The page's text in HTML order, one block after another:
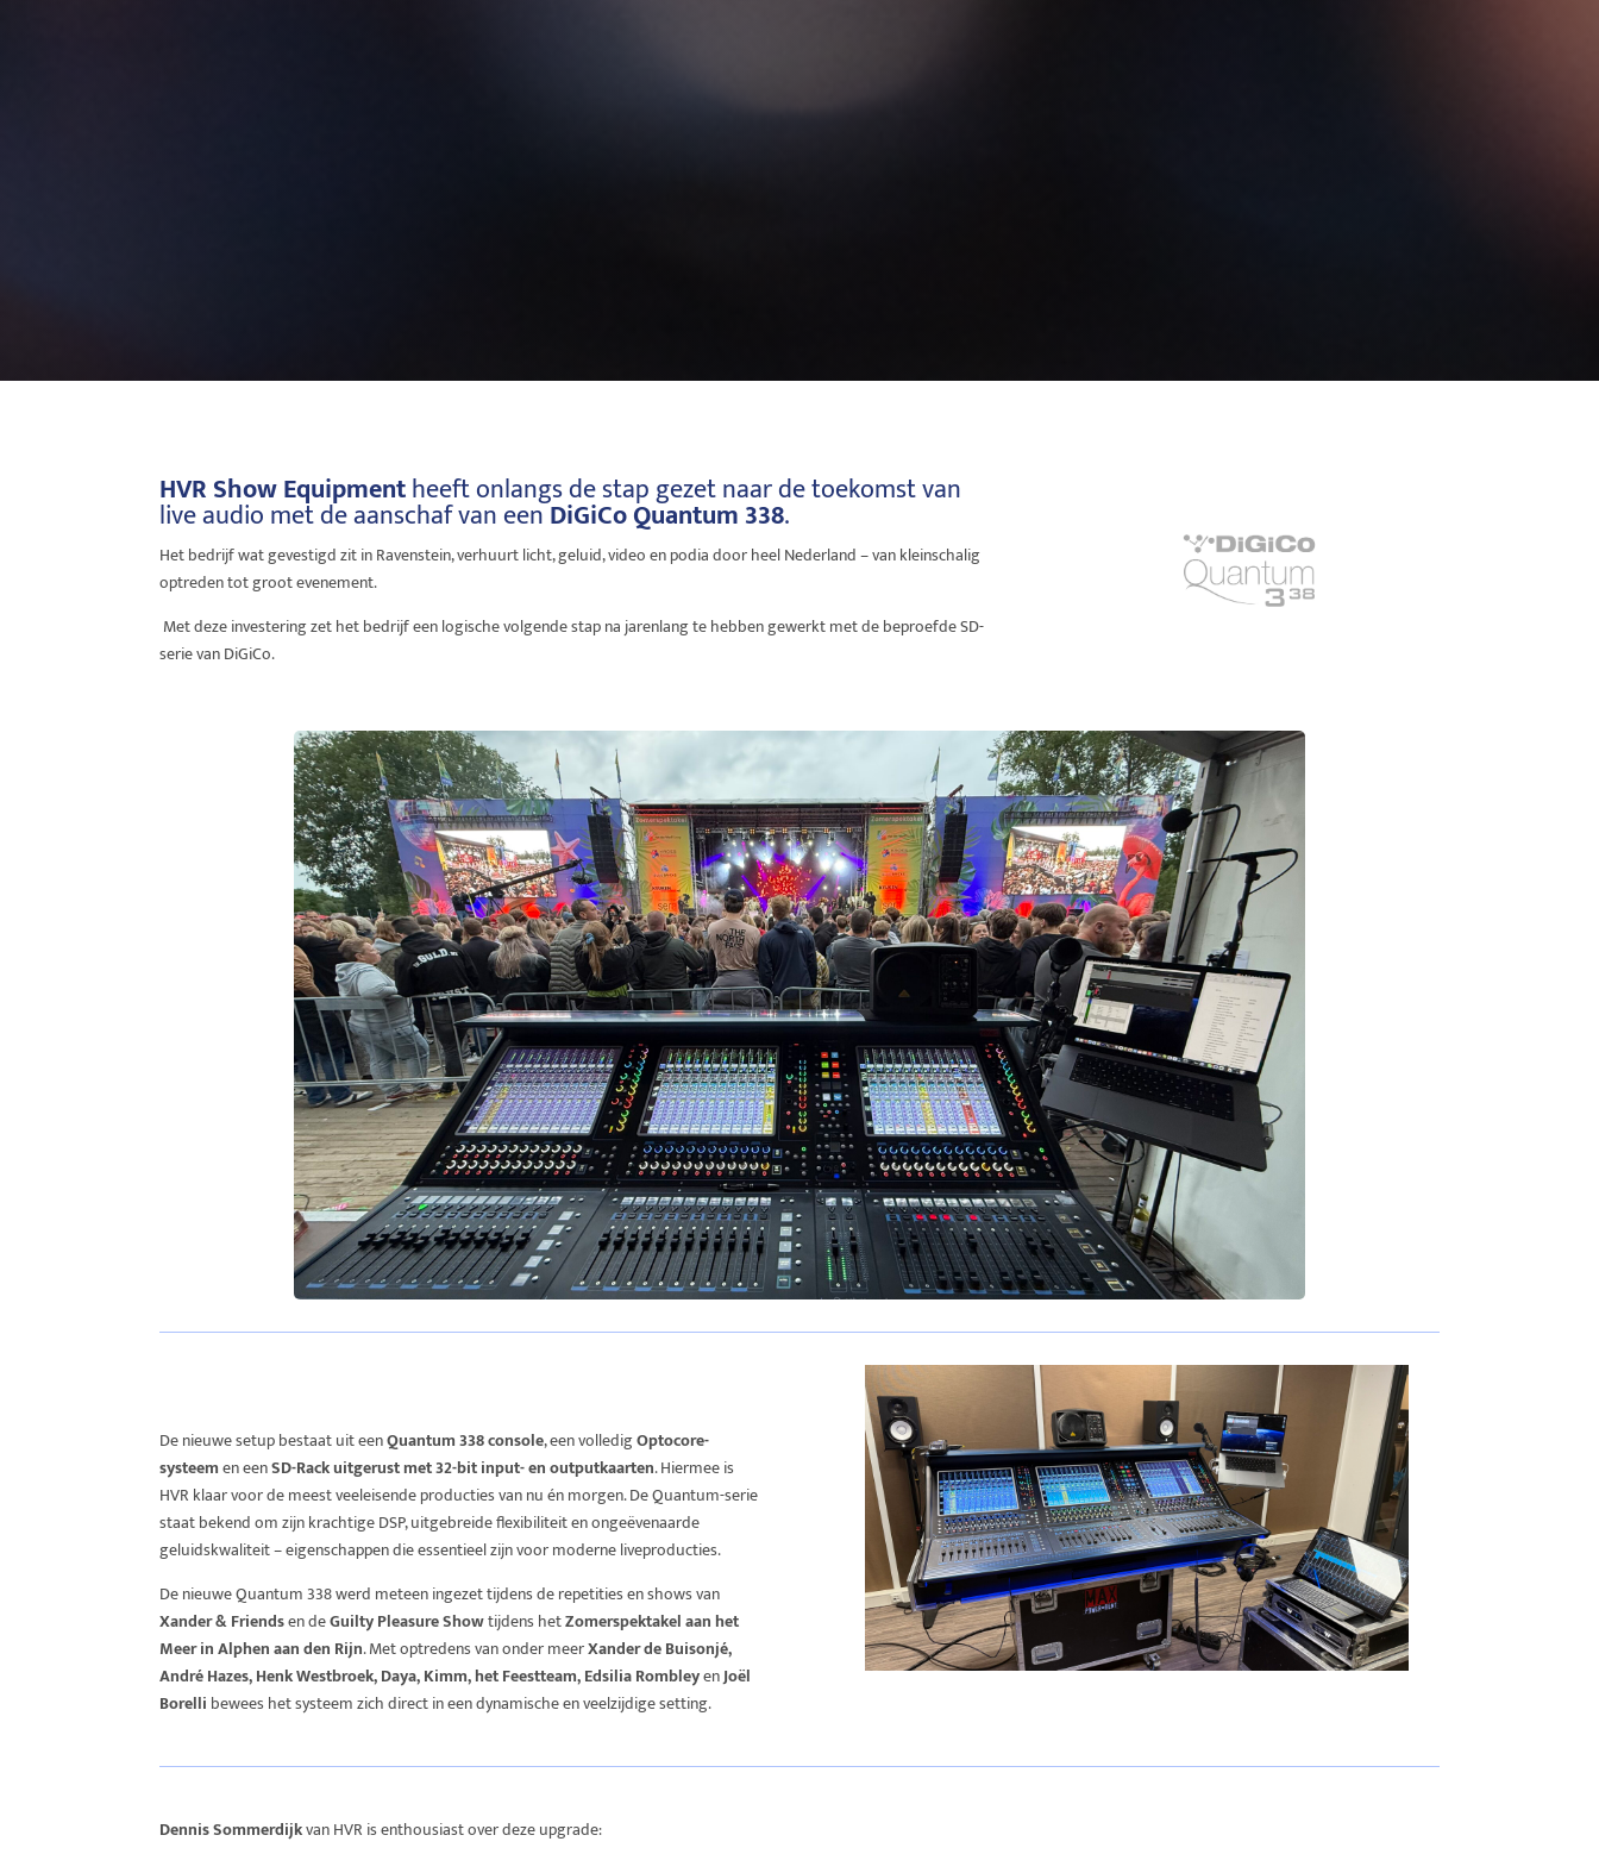
HVR Show Equipmentheeft onlangs de stap gezet naar de toekomst van
live audio met de aanschaf van eenDiGiCo Quantum 338.
Het bedrijf wat gevestigd zit in Ravenstein, verhuurt licht, geluid, video en podia door heel Nederland – van kleinschalig
optreden tot groot evenement.
Met deze investering zet het bedrijf een logische volgende stap na jarenlang te hebben gewerkt met de beproefde SD-
serie van DiGiCo.
De nieuwe setup bestaat uit eenQuantum 338 console, een volledigOptocore-
systeemen eenSD-Rack uitgerust met 32-bit input- en outputkaarten. Hiermee is
HVR klaar voor de meest veeleisende producties van nu én morgen. De Quantum-serie
staat bekend om zijn krachtige DSP, uitgebreide flexibiliteit en ongeëvenaarde
geluidskwaliteit – eigenschappen die essentieel zijn voor moderne liveproducties.
De nieuwe Quantum 338 werd meteen ingezet tijdens de repetities en shows van
Xander & Friendsen deGuilty Pleasure Showtijdens hetZomerspektakel aan het
Meer in Alphen aan den Rijn. Met optredens van onder meerXander de Buisonjé,
André Hazes, Henk Westbroek, Daya, Kimm, het Feestteam, Edsilia RombleyenJoël
Borelli bewees het systeem zich direct in een dynamische en veelzijdige setting.
Dennis Sommerdijkvan HVR is enthousiast over deze upgrade: